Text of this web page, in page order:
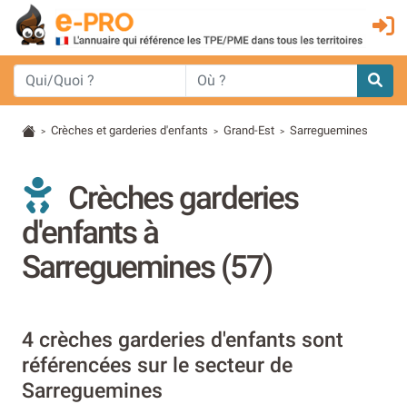
> Crèches et garderies d'enfants > Grand-Est > Sarreguemines
Crèches garderies
d'enfants à
Sarreguemines (57)
4 crèches garderies d'enfants sont
référencées sur le secteur de
Sarreguemines